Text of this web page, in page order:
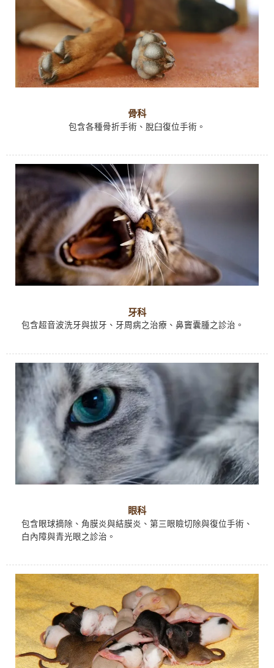
骨科
包含各種骨折手術、脫臼復位手術。
牙科
包含超音波洗牙與拔牙、牙周病之治療、鼻竇囊腫之診治。
眼科
包含眼球摘除、角膜炎與結膜炎、第三眼瞼切除與復位手術、
白內障與青光眼之診治。